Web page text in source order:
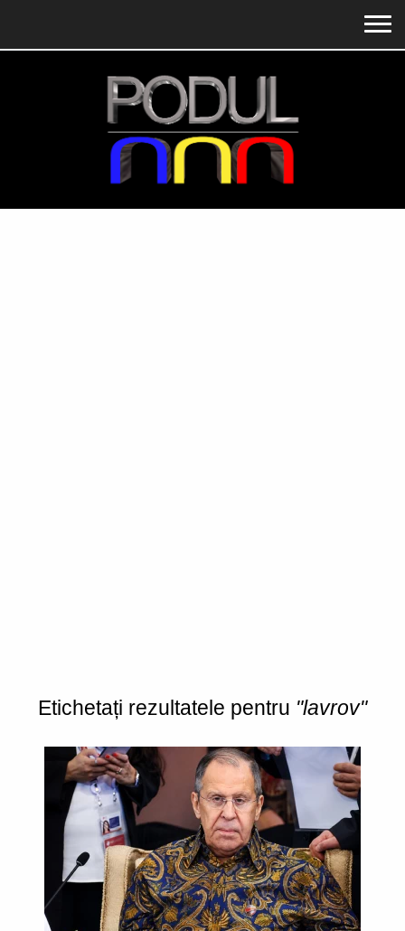
Etichetați rezultatele pentru "lavrov"